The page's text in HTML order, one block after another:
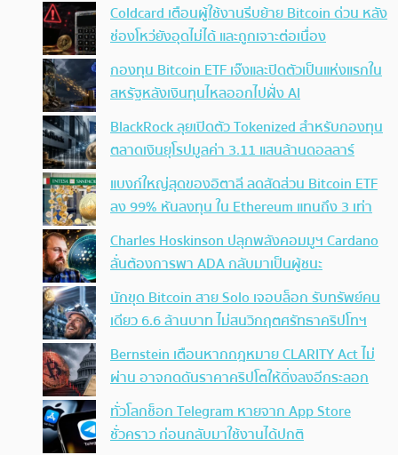
Coldcard เตือนผู้ใช้งานรีบย้าย Bitcoin ด่วน หลัง
ช่องโหว่ยังอุดไม่ได้ และถูกเจาะต่อเนื่อง
กองทุน Bitcoin ETF เจ๊งและปิดตัวเป็นแห่งแรกใน
สหรัฐหลังเงินทุนไหลออกไปฝั่ง AI
BlackRock ลุยเปิดตัว Tokenized สำหรับกองทุน
ตลาดเงินยุโรปมูลค่า 3.11 แสนล้านดอลลาร์
แบงก์ใหญ่สุดของอิตาลี ลดสัดส่วน Bitcoin ETF
ลง 99% หันลงทุน ใน Ethereum แทนถึง 3 เท่า
Charles Hoskinson ปลุกพลังคอมมูฯ Cardano
ลั่นต้องการพา ADA กลับมาเป็นผู้ชนะ
นักขุด Bitcoin สาย Solo เจอบล็อก รับทรัพย์คน
เดียว 6.6 ล้านบาท ไม่สนวิกฤตศรัทธาคริปโทฯ
Bernstein เตือนหากกฎหมาย CLARITY Act ไม่
ผ่าน อาจกดดันราคาคริปโตให้ดิ่งลงอีกระลอก
ทั่วโลกช็อก Telegram หายจาก App Store
ชั่วคราว ก่อนกลับมาใช้งานได้ปกติ